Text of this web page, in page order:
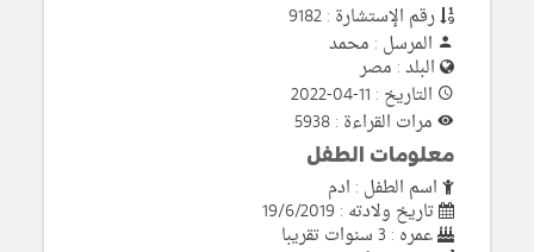
رقم الإستشارة : 9182
المرسل : محمد
البلد : مصر
التاريخ : 11-04-2022
مرات القراءة : 5938
معلومات الطفل
اسم الطفل : ادم
تاريخ ولادته : 19/6/2019
عمره : 3 سنوات تقريبا